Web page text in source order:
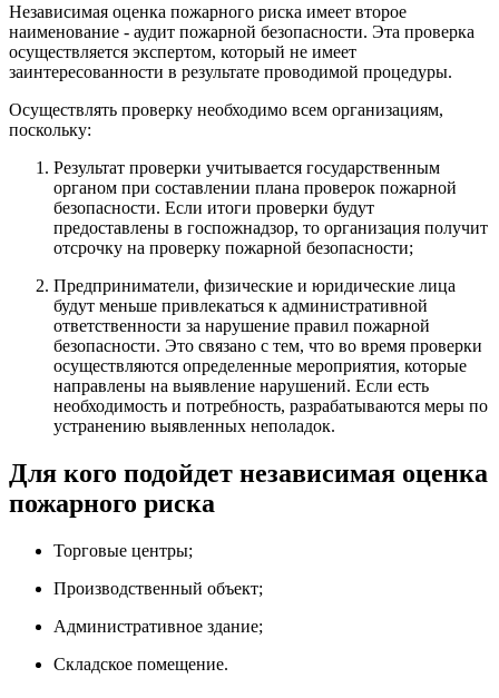
Независимая оценка пожарного риска имеет второе
наименование - аудит пожарной безопасности. Эта проверка
осуществляется экспертом, который не имеет
заинтересованности в результате проводимой процедуры.
Осуществлять проверку необходимо всем организациям,
поскольку:
Результат проверки учитывается государственным
органом при составлении плана проверок пожарной
безопасности. Если итоги проверки будут
предоставлены в госпожнадзор, то организация получит
отсрочку на проверку пожарной безопасности;
Предприниматели, физические и юридические лица
будут меньше привлекаться к административной
ответственности за нарушение правил пожарной
безопасности. Это связано с тем, что во время проверки
осуществляются определенные мероприятия, которые
направлены на выявление нарушений. Если есть
необходимость и потребность, разрабатываются меры по
устранению выявленных неполадок.
Для кого подойдет независимая оценка
пожарного риска
Торговые центры;
Производственный объект;
Административное здание;
Складское помещение.